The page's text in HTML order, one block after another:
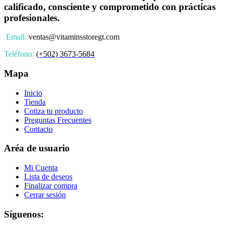
calificado, consciente y comprometido con prácticas
profesionales.
Email: ventas@vitaminsstoregt.com
Teléfono: (+502) 3673-5684
Mapa
Inicio
Tienda
Cotiza tu producto
Preguntas Frecuentes
Contacto
Aréa de usuario
Mi Cuenta
Lista de deseos
Finalizar compra
Cerrar sesión
Síguenos: